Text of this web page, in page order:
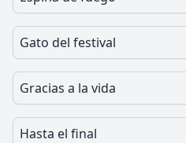
Gato del festival
Gracias a la vida
Hasta el final